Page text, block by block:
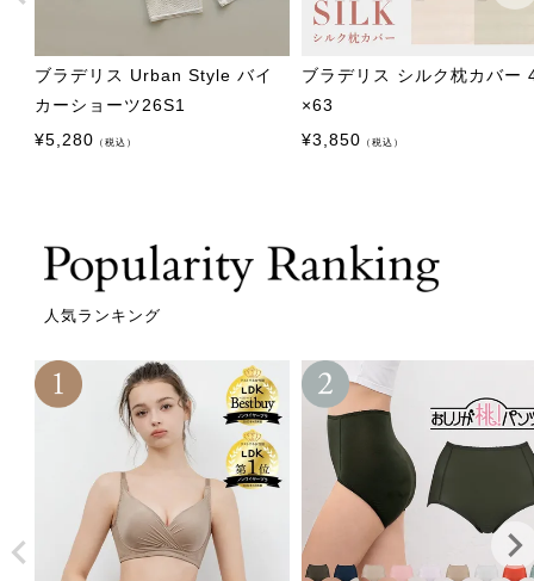
ブラデリス Urban Style バイ
カーショーツ26S1
¥5,280 （税込）
ブラデリス シルク枕カバー
×63
¥3,850 （税込）
人気ランキング